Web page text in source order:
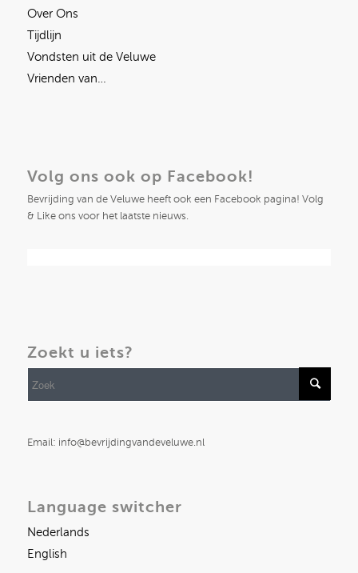
Over Ons
Tijdlijn
Vondsten uit de Veluwe
Vrienden van…
Volg ons ook op Facebook!
Bevrijding van de Veluwe heeft ook een Facebook pagina! Volg
& Like ons voor het laatste nieuws.
Zoekt u iets?
Email: info@bevrijdingvandeveluwe.nl
Language switcher
Nederlands
English